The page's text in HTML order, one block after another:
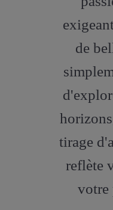
de
tirage
reflète
votre